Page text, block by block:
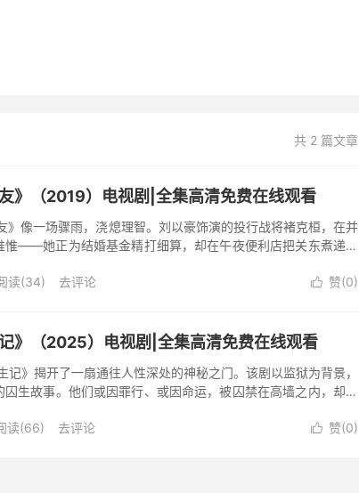
共 2 篇文章
》（2019）电视剧|全集高清免费在线观看
》像一场骤雨，浇熄理智。刘以豪饰演的投行战将褚克桓，在并
惟——她正为结婚基金精打细算，却在午夜便利店把关东煮递给
 赞(0)
读(34) 去评论
》（2025）电视剧|全集高清免费在线观看
》揭开了一扇通往人性深处的神秘之门。该剧以监狱为背景，
生故事。他们或因罪行、或因命运，被囚禁在高墙之内，却以
 赞(0)
读(66) 去评论